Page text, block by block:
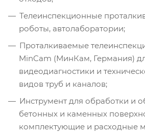
Телеинспекционные
роботы, автолаборатории;
Проталкиваемые
MinCam (МинКам, Германия)
видеодиагностики и
видов труб и каналов;
Инструмент для обработки и
бетонных и каменных
комплектующие и расходные